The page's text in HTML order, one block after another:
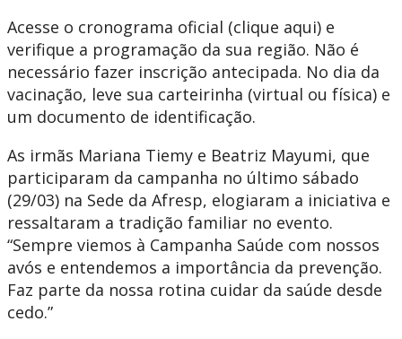
Acesse o cronograma oficial (clique aqui) e
verifique a programação da sua região. Não é
necessário fazer inscrição antecipada. No dia da
vacinação, leve sua carteirinha (virtual ou física) e
um documento de identificação.
As irmãs Mariana Tiemy e Beatriz Mayumi, que
participaram da campanha no último sábado
(29/03) na Sede da Afresp, elogiaram a iniciativa e
ressaltaram a tradição familiar no evento.
“Sempre viemos à Campanha Saúde com nossos
avós e entendemos a importância da prevenção.
Faz parte da nossa rotina cuidar da saúde desde
cedo.”